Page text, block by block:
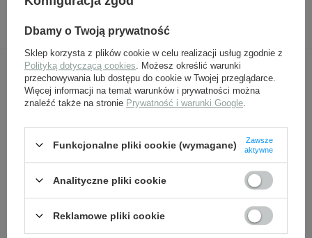
325,00 zł
INNI Z TYM PRODUKTEM KUPILI
TAKŻE:
Dbamy o Twoją prywatność
Sklep korzysta z plików cookie w celu realizacji usług zgodnie z
Polityką dotyczącą cookies . Możesz określić warunki
przechowywania lub dostępu do cookie w Twojej przeglądarce.
Więcej informacji na temat warunków i prywatności można
znaleźć także na stronie Prywatność i warunki Google
Funkcjonalne pliki cookie (wymagane)
Zawsze
aktywne
Analityczne pliki cookie
Reklamowe pliki cookie